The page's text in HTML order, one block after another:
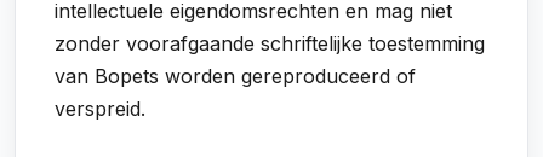
intellectuele eigendomsrechten en mag niet
zonder voorafgaande schriftelijke toestemming
van Bopets worden gereproduceerd of
verspreid.